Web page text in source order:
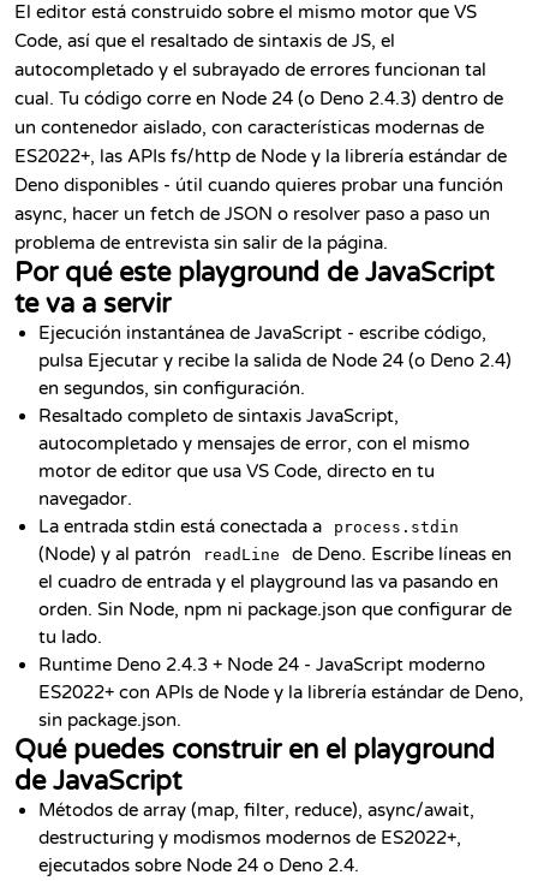
El editor está construido sobre el mismo motor que VS
Code, así que el resaltado de sintaxis de JS, el
autocompletado y el subrayado de errores funcionan tal
cual. Tu código corre en Node 24 (o Deno 2.4.3) dentro de
un contenedor aislado, con características modernas de
ES2022+, las APIs fs/http de Node y la librería estándar de
Deno disponibles - útil cuando quieres probar una función
async, hacer un fetch de JSON o resolver paso a paso un
problema de entrevista sin salir de la página.
Por qué este playground de JavaScript
te va a servir
Ejecución instantánea de JavaScript - escribe código,
pulsa Ejecutar y recibe la salida de Node 24 (o Deno 2.4)
en segundos, sin configuración.
Resaltado completo de sintaxis JavaScript,
autocompletado y mensajes de error, con el mismo
motor de editor que usa VS Code, directo en tu
navegador.
La entrada stdin está conectada a
process.stdin
(Node) y al patrón readLine
de Deno. Escribe líneas en
el cuadro de entrada y el playground las va pasando en
orden. Sin Node, npm ni package.json que configurar de
tu lado.
Runtime Deno 2.4.3 + Node 24 - JavaScript moderno
ES2022+ con APIs de Node y la librería estándar de Deno,
sin package.json.
Qué puedes construir en el playground
de JavaScript
Métodos de array (map, filter, reduce), async/await,
destructuring y modismos modernos de ES2022+,
ejecutados sobre Node 24 o Deno 2.4.